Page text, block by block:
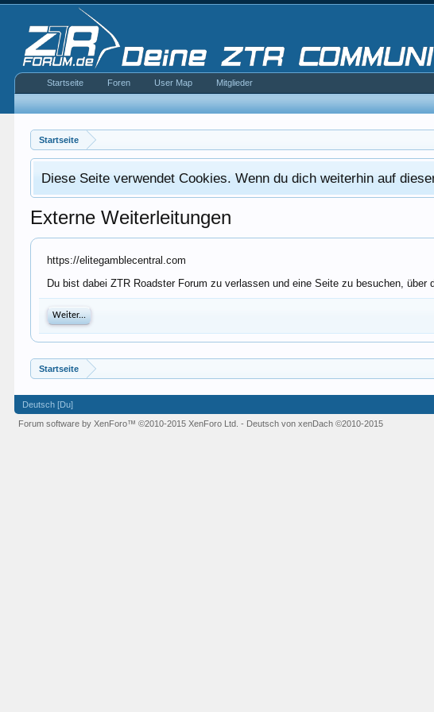
Startseite
Diese Seite verwendet Cookies. Wenn du dich weiterhin auf
Externe Weiterleitungen
https://elitegamblecentral.com
Du bist dabei ZTR Roadster Forum zu verlassen und eine Seite zu besuchen,
Weiter...
Startseite
Startseite Foren User Map Mitglieder
Deutsch [Du]
Forum software by XenForo™©2010-2015 XenForo Ltd. - Deutsch von xenDach©2010-2015